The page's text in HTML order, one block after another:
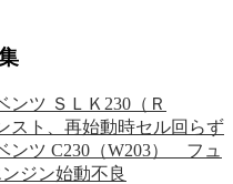
ンツ ＳＬＫ230（Ｒ
ト、再始動時セル回らず
ンツ C230（W203） フュ
ジン始動不良